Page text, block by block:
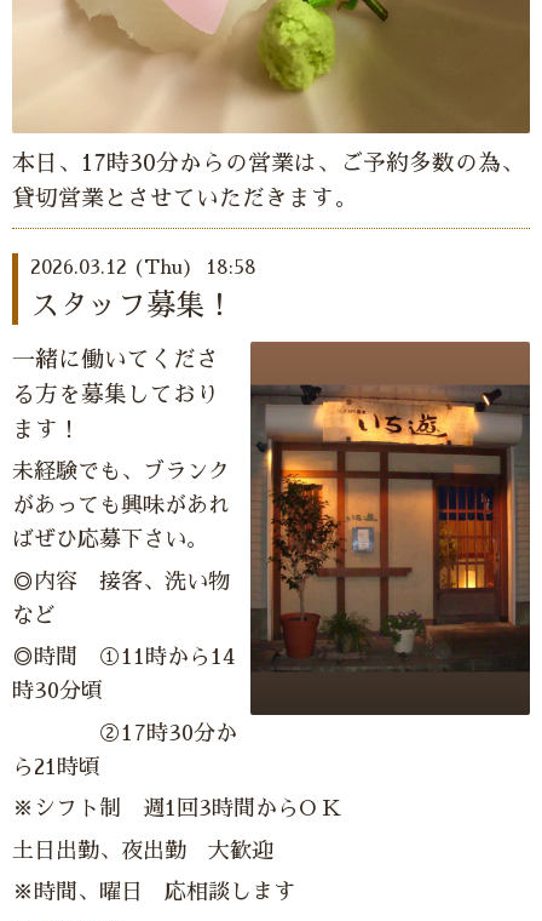
本日、17時30分からの営業は、ご予約多数の為、
貸切営業とさせていただきます。
2026.03.12 (Thu) 18:58
スタッフ募集！
一緒に働いてくださ
る方を募集しており
ます！
未経験でも、ブランク
があっても興味があれ
ばぜひ応募下さい。
◎内容 接客、洗い物
など
◎時間 ①11時から14
時30分頃
②17時30分か
ら21時頃
※シフト制 週1回3時間からO K
土日出勤、夜出勤 大歓迎
※時間、曜日 応相談します